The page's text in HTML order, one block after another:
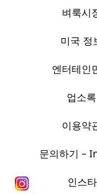
벼룩시
미국 정
엔터테인
업소록
이용약
문의하기 –
인스